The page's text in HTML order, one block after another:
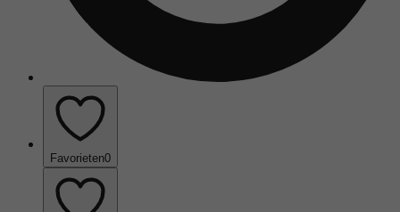
Favorieten0